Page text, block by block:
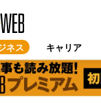
ネス キャリア